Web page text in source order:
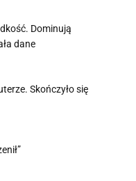
Dominują
dane
Skończyło się